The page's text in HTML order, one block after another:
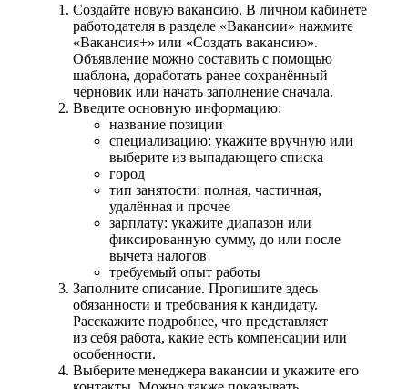
Создайте новую вакансию. В личном кабинете
работодателя в разделе «Вакансии» нажмите
«Вакансия+» или «Создать вакансию».
Объявление можно составить с помощью
шаблона, доработать ранее сохранённый
черновик или начать заполнение сначала.
Введите основную информацию:
название позиции
специализацию: укажите вручную или
выберите из выпадающего списка
город
тип занятости: полная, частичная,
удалённая и прочее
зарплату: укажите диапазон или
фиксированную сумму, до или после
вычета налогов
требуемый опыт работы
Заполните описание. Пропишите здесь
обязанности и требования к кандидату.
Расскажите подробнее, что представляет
из себя работа, какие есть компенсации или
особенности.
Выберите менеджера вакансии и укажите его